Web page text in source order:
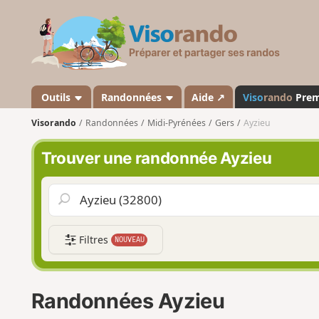
s
a
n
o
Outils Randonnées Aide ↗ Visorando
Visorando Randonnées Midi-Pyrénées Gers Ayzieu
Trouver une randonnée Ayzieu
Filtres NOUVEAU
Randonnées Ayzieu